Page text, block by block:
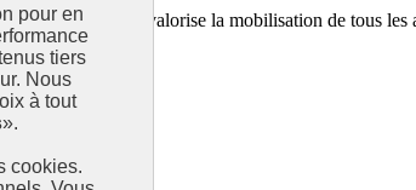
pour en
tiers
Nous
à tout
».
cookies.
de la France. Il valorise la mobilisation de tous les